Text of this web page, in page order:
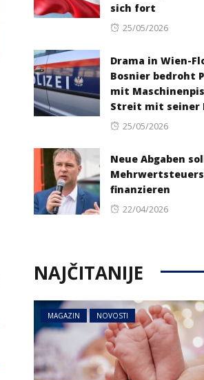
sich fort
Posted
25/05/2026
Drama in Wien-
Bosnier bedroht
mit
Streit mit seiner
Posted
25/05/2026
Neue Abgaben
finanzieren
Posted
22/04/2026
NAJČITANIJE
MAGAZIN NOVOSTI